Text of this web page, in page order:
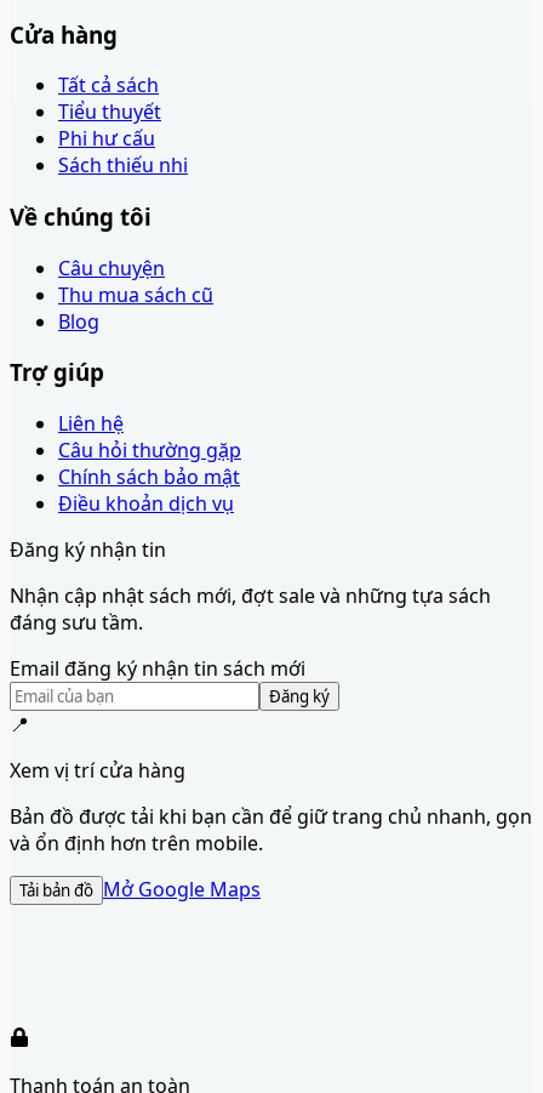
Cửa hàng
Tất cả sách
Tiểu thuyết
Phi hư cấu
Sách thiếu nhi
Về chúng tôi
Câu chuyện
Thu mua sách cũ
Blog
Trợ giúp
Liên hệ
Câu hỏi thường gặp
Chính sách bảo mật
Điều khoản dịch vụ
Đăng ký nhận tin
Nhận cập nhật sách mới, đợt sale và những tựa sách
đáng sưu tầm.
Email đăng ký nhận tin sách mới
Đăng ký
📍
Xem vị trí cửa hàng
Bản đồ được tải khi bạn cần để giữ trang chủ nhanh, gọn
và ổn định hơn trên mobile.
Tải bản đồ Mở Google Maps
Thanh toán an toàn